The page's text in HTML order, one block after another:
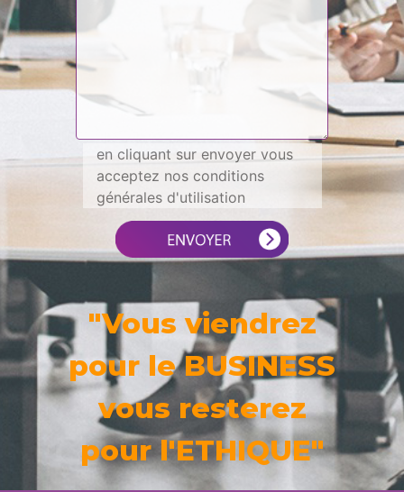
en cliquant sur envoyer vous
acceptez nos conditions
générales d'utilisation
"Vous viendrez
pour le BUSINESS
vous resterez
pour l'ETHIQUE"